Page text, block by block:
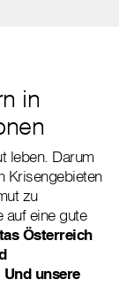
in
leben. Darum
Krisengebieten
zu
auf eine gute
Österreich
unsere